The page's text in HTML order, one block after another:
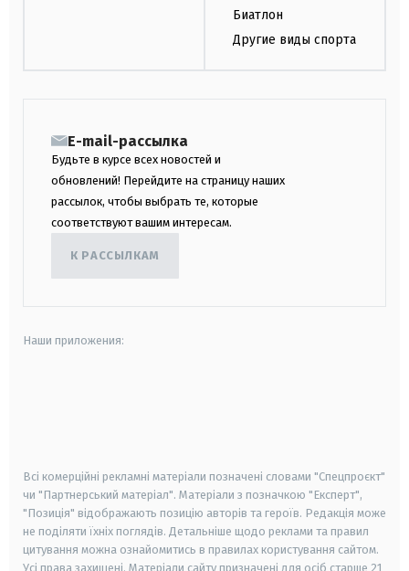
Биатлон
Другие виды спорта
E-mail-рассылка
Будьте в курсе всех новостей и
обновлений! Перейдите на страницу наших
рассылок, чтобы выбрать те, которые
соответствуют вашим интересам.
К РАССЫЛКАМ
Наши приложения:
Всі комерційні рекламні матеріали позначені словами "Спецпроєкт"
чи "Партнерський матеріал". Матеріали з позначкою "Експерт",
"Позиція" відображають позицію авторів та героїв. Редакція може
не поділяти їхніх поглядів. Детальніше щодо реклами та правил
цитування можна ознайомитись в правилах користування сайтом.
Усі права захищені. Матеріали сайту призначені для осіб старше 21